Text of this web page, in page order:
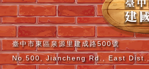
臺中市東區泉源里建成路500號
No.500, Jiancheng Rd., East